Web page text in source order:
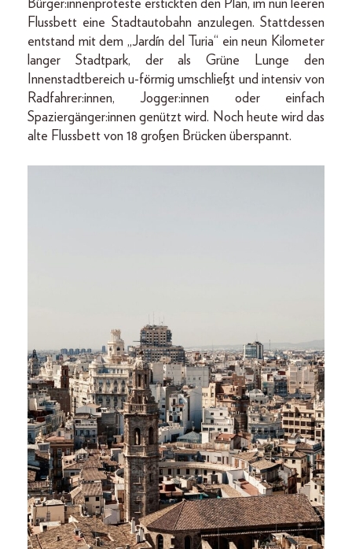
Bürger:innenproteste erstickten den Plan, im nun leeren
Flussbett eine Stadtautobahn anzulegen. Stattdessen
entstand mit dem „Jardín del Turia“ ein neun Kilometer
langer Stadtpark, der als Grüne Lunge den
Innenstadtbereich u-förmig umschließt und intensiv von
Radfahrer:innen, Jogger:innen oder einfach
Spaziergänger:innen genützt wird. Noch heute wird das
alte Flussbett von 18 großen Brücken überspannt.